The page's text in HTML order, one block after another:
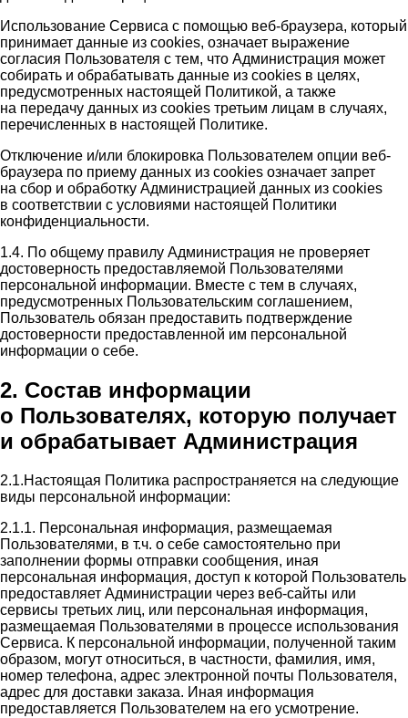
Использование Сервиса с помощью веб-браузера, который
принимает данные из cookies, означает выражение
согласия Пользователя с тем, что Администрация может
собирать и обрабатывать данные из cookies в целях,
предусмотренных настоящей Политикой, а также
на передачу данных из cookies третьим лицам в случаях,
перечисленных в настоящей Политике.
Отключение и/или блокировка Пользователем опции веб-
браузера по приему данных из cookies означает запрет
на сбор и обработку Администрацией данных из cookies
в соответствии с условиями настоящей Политики
конфиденциальности.
1.4. По общему правилу Администрация не проверяет
достоверность предоставляемой Пользователями
персональной информации. Вместе с тем в случаях,
предусмотренных Пользовательским соглашением,
Пользователь обязан предоставить подтверждение
достоверности предоставленной им персональной
информации о себе.
2. Состав информации
о Пользователях, которую получает
и обрабатывает Администрация
2.1.Настоящая Политика распространяется на следующие
виды персональной информации:
2.1.1. Персональная информация, размещаемая
Пользователями, в т.ч. о себе самостоятельно при
заполнении формы отправки сообщения, иная
персональная информация, доступ к которой Пользователь
предоставляет Администрации через веб-сайты или
сервисы третьих лиц, или персональная информация,
размещаемая Пользователями в процессе использования
Сервиса. К персональной информации, полученной таким
образом, могут относиться, в частности, фамилия, имя,
номер телефона, адрес электронной почты Пользователя,
адрес для доставки заказа. Иная информация
предоставляется Пользователем на его усмотрение.